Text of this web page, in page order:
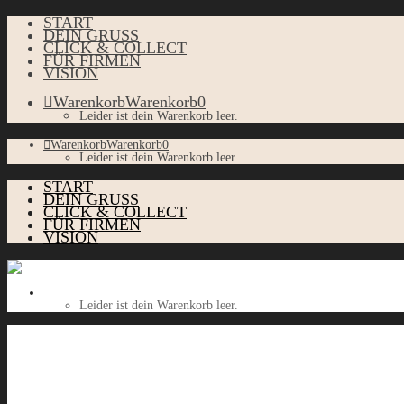
START
DEIN GRUSS
CLICK & COLLECT
FÜR FIRMEN
VISION
WarenkorbWarenkorb0
Leider ist dein Warenkorb leer.
WarenkorbWarenkorb0
Leider ist dein Warenkorb leer.
START
DEIN GRUSS
CLICK & COLLECT
FÜR FIRMEN
VISION
Leider ist dein Warenkorb leer.